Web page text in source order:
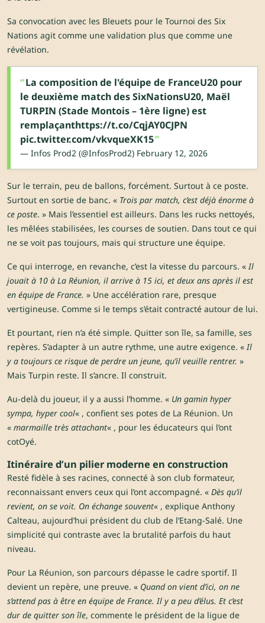
Sa convocation avec les Bleuets pour le Tournoi des Six
Nations agit comme une validation plus que comme une
révélation.
La composition de l'équipe de FranceU20 pour
le deuxième match des SixNationsU20, Maël
TURPIN (Stade Montois – 1ère ligne) est
remplaçanthttps://t.co/CqjAY0CJPN
pic.twitter.com/vkvqueXK15
— Infos Prod2 (@InfosProd2) February 12, 2026
Sur le terrain, peu de ballons, forcément. Surtout à ce poste.
Surtout en sortie de banc. « Trois par match, c’est déjà énorme à
ce poste. » Mais l’essentiel est ailleurs. Dans les rucks nettoyés,
les mêlées stabilisées, les courses de soutien. Dans tout ce qui
ne se voit pas toujours, mais qui structure une équipe.
Ce qui interroge, en revanche, c’est la vitesse du parcours. «Il
jouait à 10 à La Réunion, il arrive à 15 ici, et deux ans après il est
en équipe de France. » Une accélération rare, presque
vertigineuse. Comme si le temps s’était contracté autour de lui.
Et pourtant, rien n’a été simple. Quitter son île, sa famille, ses
repères. S’adapter à un autre rythme, une autre exigence. «Il
y a toujours ce risque de perdre un jeune, qu’il veuille rentrer. »
Mais Turpin reste. Il s’ancre. Il construit.
Au-delà du joueur, il y a aussi l’homme. « Un gamin hyper
sympa, hyper cool« , confient ses potes de La Réunion. Un
« marmaille très attachant« , pour les éducateurs qui l’ont
cotOyé.
Itinéraire d’un pilier moderne en construction
Resté fidèle à ses racines, connecté à son club formateur,
reconnaissant envers ceux qui l’ont accompagné. « Dès qu’il
revient, on se voit. On échange souvent« , explique Anthony
Calteau, aujourd’hui président du club de l’Etang-Salé. Une
simplicité qui contraste avec la brutalité parfois du haut
niveau.
Pour La Réunion, son parcours dépasse le cadre sportif. Il
devient un repère, une preuve. « Quand on vient d’ici, on ne
s’attend pas à être en équipe de France. Il y a peu d’élus. Et c’est
dur de quitter son île, commente le président de la ligue de